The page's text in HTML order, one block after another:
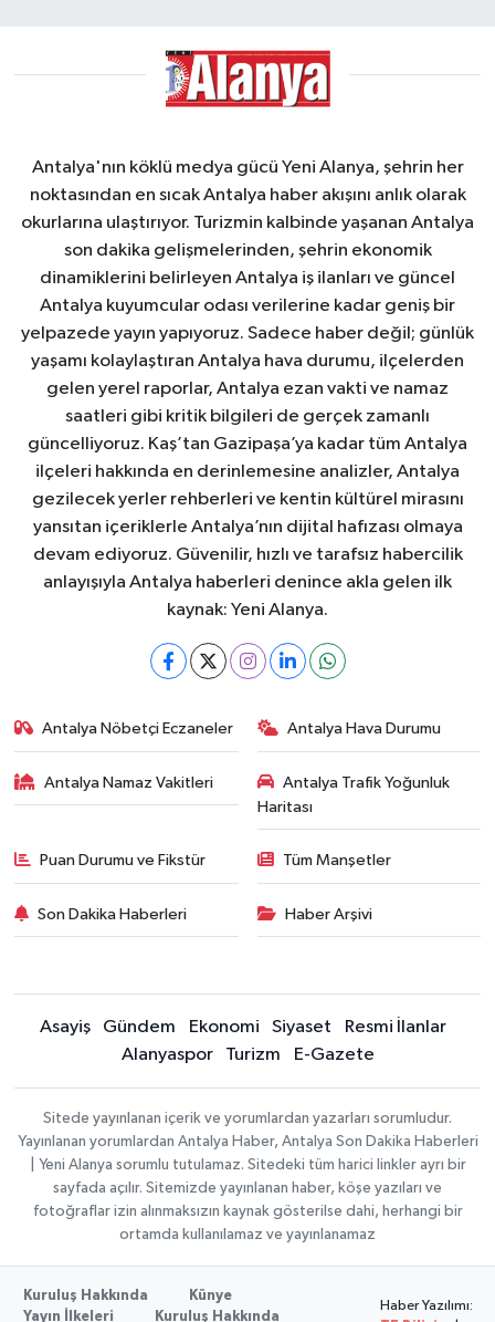
Antalya'nın köklü medya gücü Yeni Alanya, şehrin her
noktasından en sıcak Antalya haber akışını anlık olarak
okurlarına ulaştırıyor. Turizmin kalbinde yaşanan Antalya
son dakika gelişmelerinden, şehrin ekonomik
dinamiklerini belirleyen Antalya iş ilanları ve güncel
Antalya kuyumcular odası verilerine kadar geniş bir
yelpazede yayın yapıyoruz. Sadece haber değil; günlük
yaşamı kolaylaştıran Antalya hava durumu, ilçelerden
gelen yerel raporlar, Antalya ezan vakti ve namaz
saatleri gibi kritik bilgileri de gerçek zamanlı
güncelliyoruz. Kaş’tan Gazipaşa’ya kadar tüm Antalya
ilçeleri hakkında en derinlemesine analizler, Antalya
gezilecek yerler rehberleri ve kentin kültürel mirasını
yansıtan içeriklerle Antalya’nın dijital hafızası olmaya
devam ediyoruz. Güvenilir, hızlı ve tarafsız habercilik
anlayışıyla Antalya haberleri denince akla gelen ilk
kaynak: Yeni Alanya.
Antalya Nöbetçi Eczaneler Antalya Hava Durumu
Antalya Namaz Vakitleri
Antalya Trafik Yoğunluk
Haritası
Puan Durumu ve Fikstür Tüm Manşetler
Son Dakika Haberleri Haber Arşivi
Asayiş Gündem Ekonomi Siyaset
Resmi İlanlar
Alanyaspor
Turizm E-Gazete
Sitede yayınlanan içerik ve yorumlardan yazarları sorumludur.
Yayınlanan yorumlardan Antalya Haber, Antalya Son Dakika Haberleri
| Yeni Alanya sorumlu tutulamaz. Sitedeki tüm harici linkler ayrı bir
sayfada açılır. Sitemizde yayınlanan haber, köşe yazıları ve
fotoğraflar izin alınmaksızın kaynak gösterilse dahi, herhangi bir
ortamda kullanılamaz ve yayınlanamaz
Kuruluş Hakkında
Künye
Yayın İlkeleri
Kuruluş Hakkında
Haber Yazılımı: